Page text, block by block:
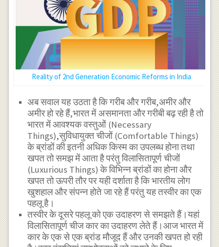
Reality of 2nd Generation Economic Reforms in India
अब सवाल यह उठता है कि गरीब और गरीब,अमीर और
अमीर हो रहे हैं,भारत में असमानता और गरीबी बढ़ रही है तो
भारत में आवश्यक वस्तुओं (Necessary
Things),सुविधायुक्त चीजों (Comfortable Things)
के ब्रांडों की इतनी अधिक किस्म का उपलब्ध होना तथा
खपत तो समझ में आता है परंतु विलासितापूर्ण चीजों
(Luxurious Things) के विभिन्न ब्रांडों का होना और
खपत तो ऊपरी तौर पर यही दर्शाता है कि भारतीय लोग
खुशहाल और संपन्न होते जा रहे हैं परंतु यह तस्वीर का एक
पहलू है।
तस्वीर के दूसरे पहलू को एक उदाहरण से समझते हैं।यहां
विलासितापूर्ण चीज कार का उदाहरण लेते हैं।आज भारत में
कार के एक से एक ब्रांड मौजूद हैं और उनकी खपत हो रही